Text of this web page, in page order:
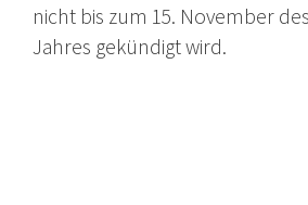
nicht bis zum 15. November
Jahres gekündigt wird.